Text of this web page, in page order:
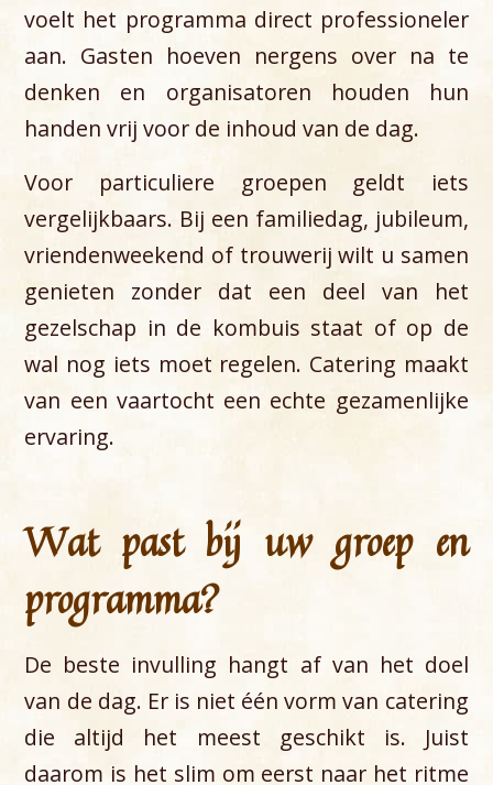
voelt het programma direct professioneler
aan. Gasten hoeven nergens over na te
denken en organisatoren houden hun
handen vrij voor de inhoud van de dag.
Voor particuliere groepen geldt iets
vergelijkbaars. Bij een familiedag, jubileum,
vriendenweekend of trouwerij wilt u samen
genieten zonder dat een deel van het
gezelschap in de kombuis staat of op de
wal nog iets moet regelen. Catering maakt
van een vaartocht een echte gezamenlijke
ervaring.
Wat past bij uw groep en
programma?
De beste invulling hangt af van het doel
van de dag. Er is niet één vorm van catering
die altijd het meest geschikt is. Juist
daarom is het slim om eerst naar het ritme